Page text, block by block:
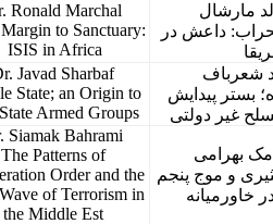
Dr. Ronald
From Margin to
ISIS in Africa
14:20-14:40
Dr. Javad
Fragile State; an
non-State Armed
14:40-15:00
The Patterns
Proliferation Order
Fifth Wave of
15:00-15:20